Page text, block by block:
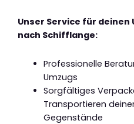
Unser Service für
nach Schifflange:
Professionelle
Umzugs
Sorgfältiges
Transportieren
Gegenstände